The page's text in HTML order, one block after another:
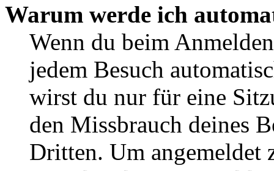
Warum werde ich
Wenn du beim
jedem Besuch
wirst du nur für eine
den Missbrauch deines
Dritten. Um angemeldet